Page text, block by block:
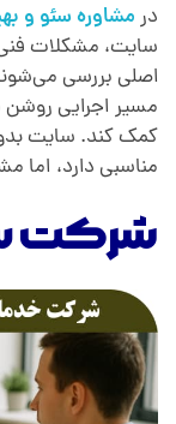
درمشاوره سئو و
سایت، مشکلات
اصلی بررسی
مسیر اجرایی روشن
کمک کند. سایت
مناسبی دارد، اما
شرکت